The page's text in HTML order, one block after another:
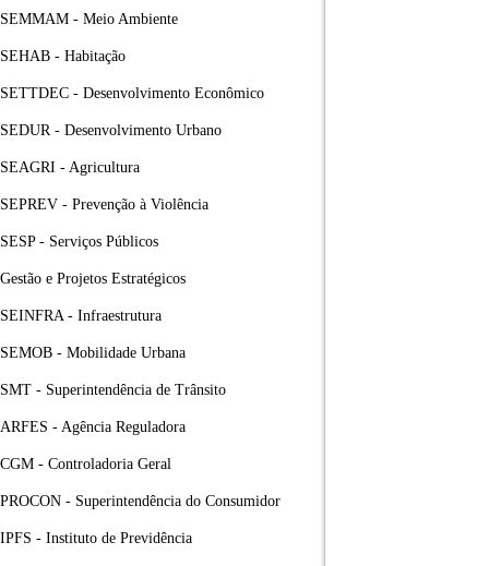
SEMMAM - Meio Ambiente
SEHAB - Habitação
SETTDEC - Desenvolvimento Econômico
SEDUR - Desenvolvimento Urbano
SEAGRI - Agricultura
SEPREV - Prevenção à Violência
SESP - Serviços Públicos
Gestão e Projetos Estratégicos
SEINFRA - Infraestrutura
SEMOB - Mobilidade Urbana
SMT - Superintendência de Trânsito
ARFES - Agência Reguladora
CGM - Controladoria Geral
PROCON - Superintendência do Consumidor
IPFS - Instituto de Previdência